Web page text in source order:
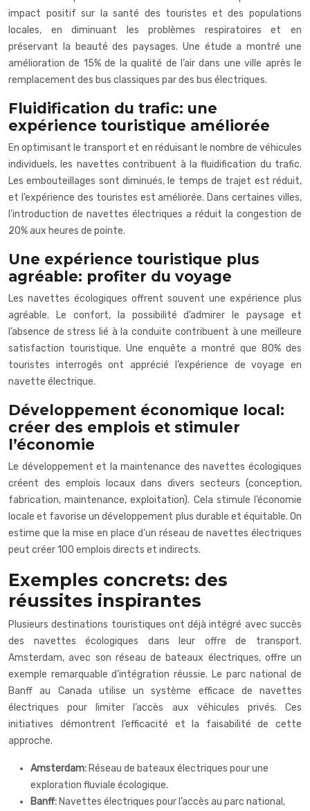
impact positif sur la santé des touristes et des populations
locales, en diminuant les problèmes respiratoires et en
préservant la beauté des paysages. Une étude a montré une
amélioration de 15% de la qualité de l’air dans une ville après le
remplacement des bus classiques par des bus électriques.
Fluidification du trafic: une
expérience touristique améliorée
En optimisant le transport et en réduisant le nombre de véhicules
individuels, les navettes contribuent à la fluidification du trafic.
Les embouteillages sont diminués, le temps de trajet est réduit,
et l’expérience des touristes est améliorée. Dans certaines villes,
l’introduction de navettes électriques a réduit la congestion de
20% aux heures de pointe.
Une expérience touristique plus
agréable: profiter du voyage
Les navettes écologiques offrent souvent une expérience plus
agréable. Le confort, la possibilité d’admirer le paysage et
l’absence de stress lié à la conduite contribuent à une meilleure
satisfaction touristique. Une enquête a montré que 80% des
touristes interrogés ont apprécié l’expérience de voyage en
navette électrique.
Développement économique local:
créer des emplois et stimuler
l’économie
Le développement et la maintenance des navettes écologiques
créent des emplois locaux dans divers secteurs (conception,
fabrication, maintenance, exploitation). Cela stimule l’économie
locale et favorise un développement plus durable et équitable. On
estime que la mise en place d’un réseau de navettes électriques
peut créer 100 emplois directs et indirects.
Exemples concrets: des
réussites inspirantes
Plusieurs destinations touristiques ont déjà intégré avec succès
des navettes écologiques dans leur offre de transport.
Amsterdam, avec son réseau de bateaux électriques, offre un
exemple remarquable d’intégration réussie. Le parc national de
Banff au Canada utilise un système efficace de navettes
électriques pour limiter l’accès aux véhicules privés. Ces
initiatives démontrent l’efficacité et la faisabilité de cette
approche.
Amsterdam: Réseau de bateaux électriques pour une
exploration fluviale écologique.
Banff: Navettes électriques pour l’accès au parc national,